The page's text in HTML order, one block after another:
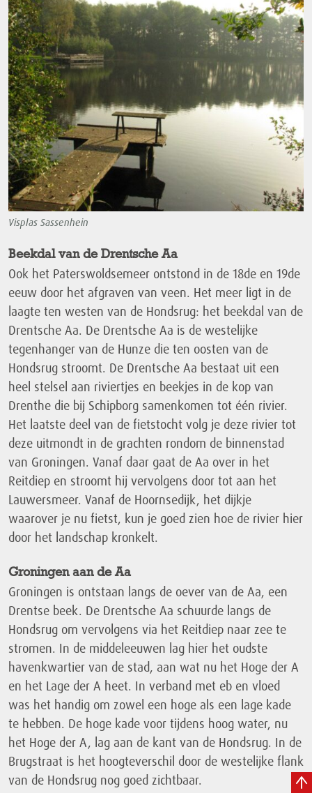
Visplas Sassenhein
Beekdal van de Drentsche Aa
Ook het Paterswoldsemeer ontstond in de 18de en 19de
eeuw door het afgraven van veen. Het meer ligt in de
laagte ten westen van de Hondsrug: het beekdal van de
Drentsche Aa. De Drentsche Aa is de westelijke
tegenhanger van de Hunze die ten oosten van de
Hondsrug stroomt. De Drentsche Aa bestaat uit een
heel stelsel aan riviertjes en beekjes in de kop van
Drenthe die bij Schipborg samenkomen tot één rivier.
Het laatste deel van de fietstocht volg je deze rivier tot
deze uitmondt in de grachten rondom de binnenstad
van Groningen. Vanaf daar gaat de Aa over in het
Reitdiep en stroomt hij vervolgens door tot aan het
Lauwersmeer. Vanaf de Hoornsedijk, het dijkje
waarover je nu fietst, kun je goed zien hoe de rivier hier
door het landschap kronkelt.
Groningen aan de Aa
Groningen is ontstaan langs de oever van de Aa, een
Drentse beek. De Drentsche Aa schuurde langs de
Hondsrug om vervolgens via het Reitdiep naar zee te
stromen. In de middeleeuwen lag hier het oudste
havenkwartier van de stad, aan wat nu het Hoge der A
en het Lage der A heet. In verband met eb en vloed
was het handig om zowel een hoge als een lage kade
te hebben. De hoge kade voor tijdens hoog water, nu
het Hoge der A, lag aan de kant van de Hondsrug. In de
Brugstraat is het hoogteverschil door de westelijke flank
van de Hondsrug nog goed zichtbaar.